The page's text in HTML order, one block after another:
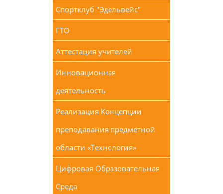
Спортклуб "Эдельвейс"
ГТО
Аттестация учителей
Инновационная
деятельность
Реализация Концепции
преподавания предметной
области «Технология»
Цифровая Образовательная
Среда